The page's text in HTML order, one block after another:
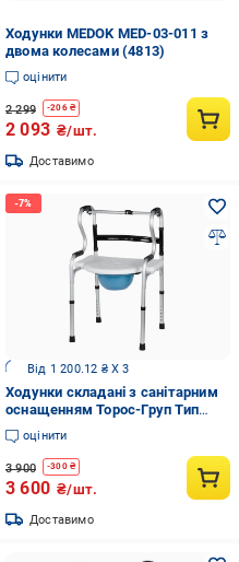
Ходунки MEDOK MED-03-011 з
двома колесами (4813)
оцінити
2 299 -206₴
2 093 ₴/шт.
Доставимо
Від 1 200.12 ₴ X 3
Ходунки складані з санітарним
оснащенням Торос-Груп Тип
1069 803С
оцінити
3 900 -300₴
3 600 ₴/шт.
Доставимо